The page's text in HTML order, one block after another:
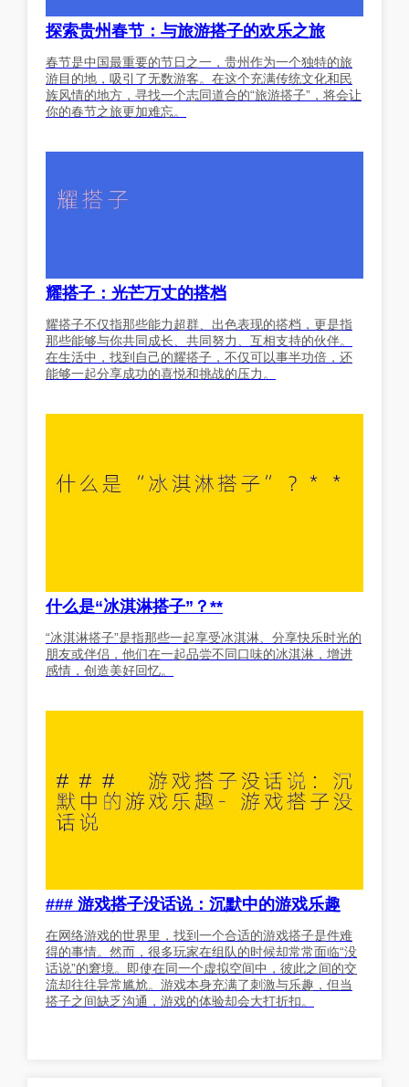
探索贵州春节：与旅游搭子的欢乐之旅
春节是中国最重要的节日之一，贵州作为一个独特的旅
游目的地，吸引了无数游客。在这个充满传统文化和民
族风情的地方，寻找一个志同道合的“旅游搭子”，将会让
你的春节之旅更加难忘。
耀搭子：光芒万丈的搭档
耀搭子不仅指那些能力超群、出色表现的搭档，更是指
那些能够与你共同成长、共同努力、互相支持的伙伴。
在生活中，找到自己的耀搭子，不仅可以事半功倍，还
能够一起分享成功的喜悦和挑战的压力。
什么是“冰淇淋搭子”？**
“冰淇淋搭子”是指那些一起享受冰淇淋、分享快乐时光的
朋友或伴侣，他们在一起品尝不同口味的冰淇淋，增进
感情，创造美好回忆。
### 游戏搭子没话说：沉默中的游戏乐趣
在网络游戏的世界里，找到一个合适的游戏搭子是件难
得的事情。然而，很多玩家在组队的时候却常常面临“没
话说”的窘境。即使在同一个虚拟空间中，彼此之间的交
流却往往异常尴尬。游戏本身充满了刺激与乐趣，但当
搭子之间缺乏沟通，游戏的体验却会大打折扣。